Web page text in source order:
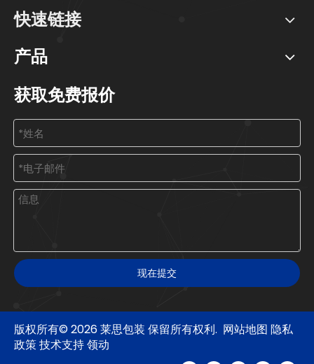
快速链接
产品
获取免费报价
现在提交
版权所有©2026莱思包装 保留所有权利. 网站地图 隐私
政策技术支持领动